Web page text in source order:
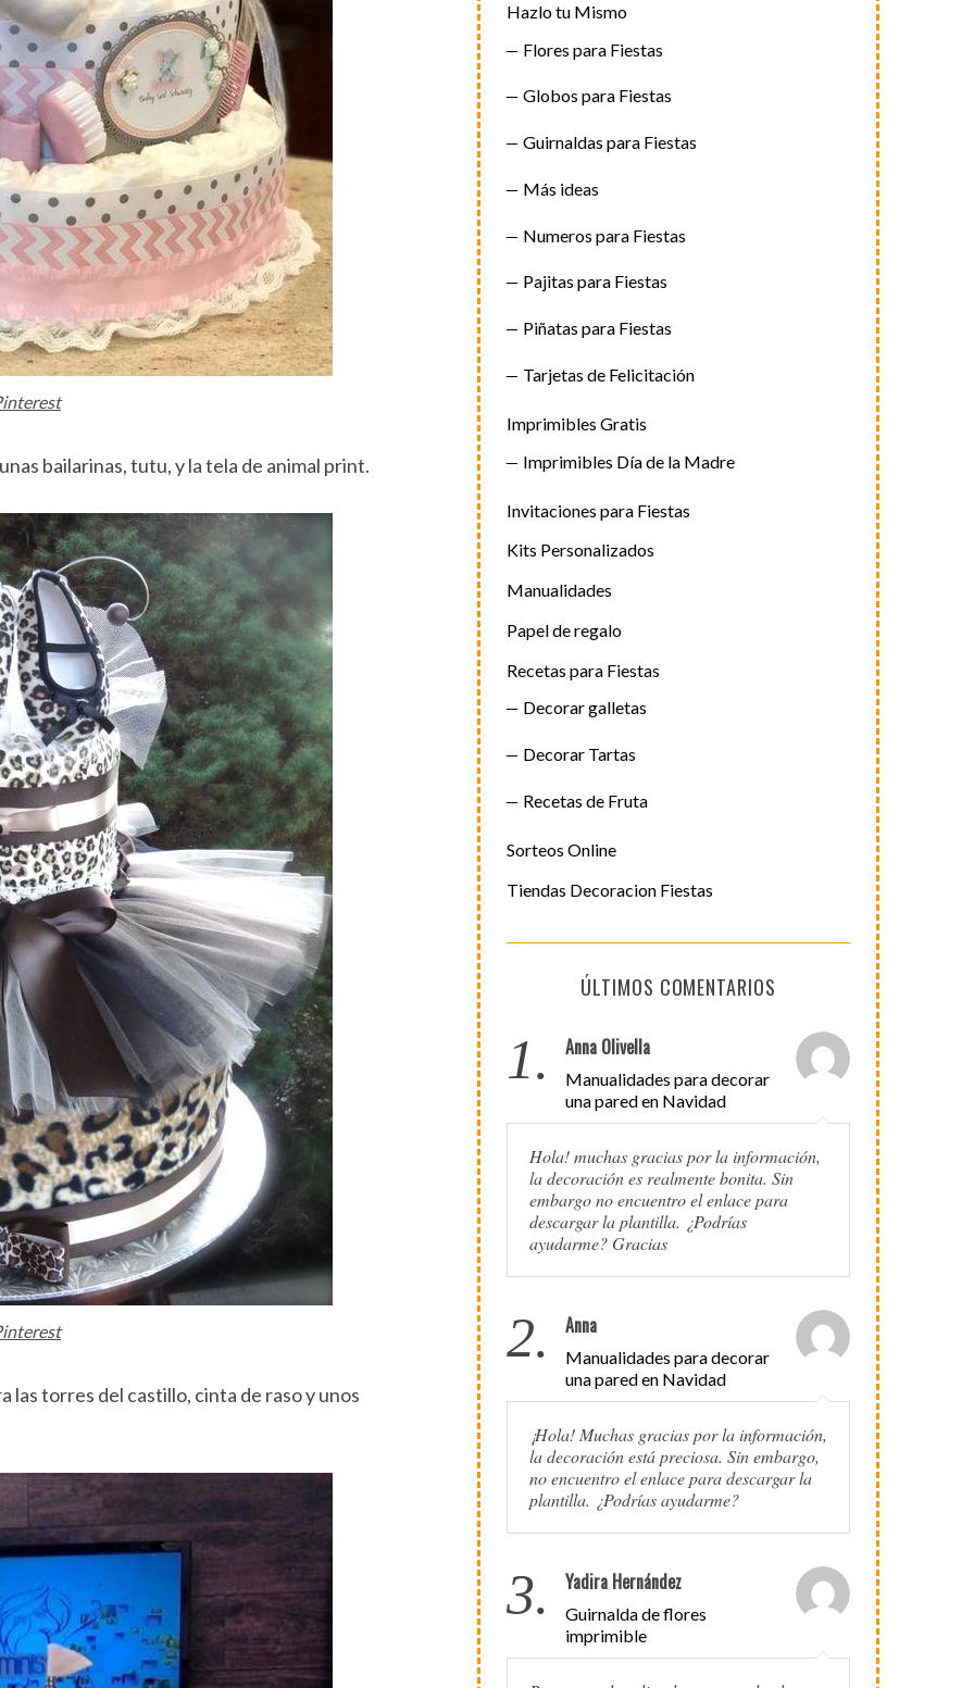
bailarinas, tutu, y la tela de animal print.
las torres del castillo, cinta de raso y unos
Hazlo tu Mismo
Flores para Fiestas
Globos para Fiestas
Guirnaldas para Fiestas
Más ideas
Numeros para Fiestas
Pajitas para Fiestas
Piñatas para Fiestas
Tarjetas de Felicitación
Imprimibles Gratis
Imprimibles Día de la Madre
Invitaciones para Fiestas
Kits Personalizados
Manualidades
Papel de regalo
Recetas para Fiestas
Decorar galletas
Decorar Tartas
Recetas de Fruta
Sorteos Online
Tiendas Decoracion Fiestas
ÚLTIMOS COMENTARIOS
1. Anna Olivella
Manualidades para decorar
una pared en Navidad
Hola! muchas gracias por la información,
la decoración es realmente bonita. Sin
embargo no encuentro el enlace para
descargar la plantilla. ¿Podrías
ayudarme? Gracias
2. Anna
Manualidades para decorar
una pared en Navidad
¡Hola! Muchas gracias por la información,
la decoración está preciosa. Sin embargo,
no encuentro el enlace para descargar la
plantilla. ¿Podrías ayudarme?
3. Yadira Hernández
Guirnalda de flores
imprimible